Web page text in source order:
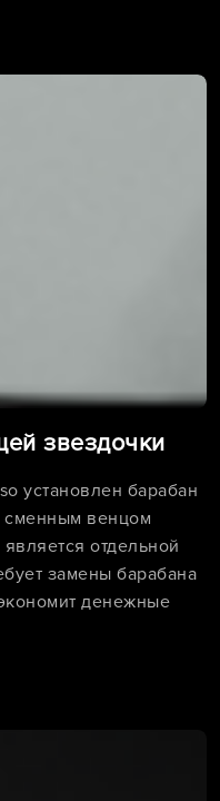
звездочки
установлен барабан
сменным венцом
отдельной
замены барабана
денежные